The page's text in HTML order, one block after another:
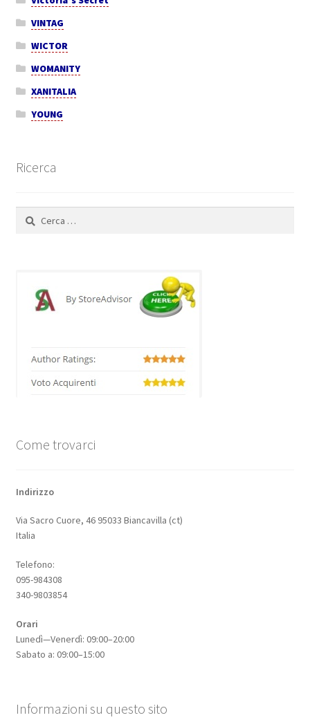
VINTAG
WICTOR
WOMANITY
XANITALIA
YOUNG
Ricerca
Ricerca
Come trovarci
Indirizzo
Via Sacro Cuore, 46 95033 Biancavilla (ct)
Italia
Telefono:
095-984308
340-9803854
Orari
Lunedì—Venerdì: 09:00–20:00
Sabato a: 09:00–15:00
Informazioni su questo sito